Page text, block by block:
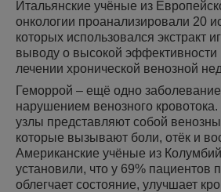
Итальянские учёные из
онкологии проанализировали 20
которых использовался экстракт
выводу о высокой эффективности
лечении хронической венозной
Геморрой – ещё одно
нарушением венозного
узлы представляют собой
которые вызывают боли, отёк и
Американские учёные из
установили, что у 69% пациентов
облегчает состояние, улучшает